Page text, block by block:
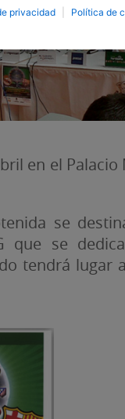
en el
se
que se
tendrá lugar
privacidad Política de